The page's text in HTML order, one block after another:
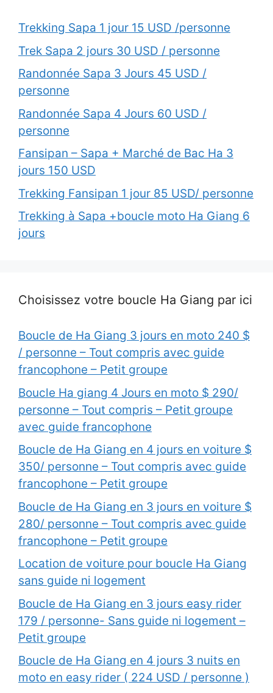
Trekking Sapa 1 jour 15 USD /personne
Trek Sapa 2 jours 30 USD / personne
Randonnée Sapa 3 Jours 45 USD /
personne
Randonnée Sapa 4 Jours 60 USD /
personne
Fansipan – Sapa + Marché de Bac Ha 3
jours 150 USD
Trekking Fansipan 1 jour 85 USD/ personne
Trekking à Sapa +boucle moto Ha Giang 6
jours
Choisissez votre boucle Ha Giang par ici
Boucle de Ha Giang 3 jours en moto 240 $
/ personne – Tout compris avec guide
francophone – Petit groupe
Boucle Ha giang 4 Jours en moto $ 290/
personne – Tout compris – Petit groupe
avec guide francophone
Boucle de Ha Giang en 4 jours en voiture $
350/ personne – Tout compris avec guide
francophone – Petit groupe
Boucle de Ha Giang en 3 jours en voiture $
280/ personne – Tout compris avec guide
francophone – Petit groupe
Location de voiture pour boucle Ha Giang
sans guide ni logement
Boucle de Ha Giang en 3 jours easy rider
179 / personne- Sans guide ni logement –
Petit groupe
Boucle de Ha Giang en 4 jours 3 nuits en
moto en easy rider ( 224 USD / personne )